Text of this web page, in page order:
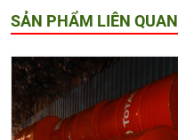
SẢN PHẨM LIÊN QUAN